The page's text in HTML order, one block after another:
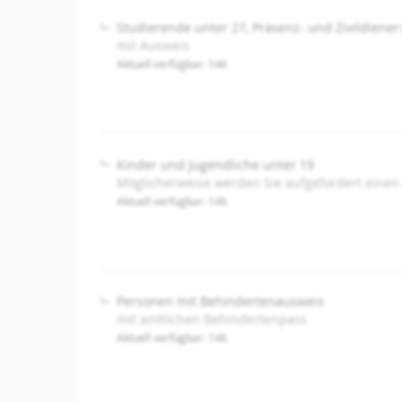
Studierende unter 27, Präsenz- und
mit Ausweis
Aktuell verfügbar: 146
Kinder und Jugendliche unter 19
Möglicherweise werden Sie aufgefordert einen
Aktuell verfügbar: 146
Personen mit Behindertenausweis
mit amtlichen Behindertenpass
Aktuell verfügbar: 146